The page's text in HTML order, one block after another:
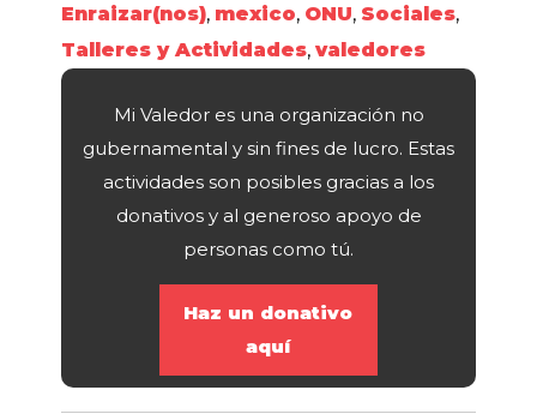
Enraizar(nos), mexico, ONU, Sociales,
Talleres y Actividades,valedores
Mi Valedor es una organización no
gubernamental y sin fines de lucro. Estas
actividades son posibles gracias a los
donativos y al generoso apoyo de
personas como tú.
Haz un donativo
aquí